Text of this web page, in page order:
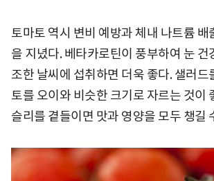
토마토 역시 변비 예방과 체내 나트륨 배
을 지녔다. 베타카로틴이 풍부하여 눈 건
조한 날씨에 섭취하면 더욱 좋다. 샐러드
토를 오이와 비슷한 크기로 자르는 것이
슬리를 곁들이면 맛과 영양을 모두 챙길